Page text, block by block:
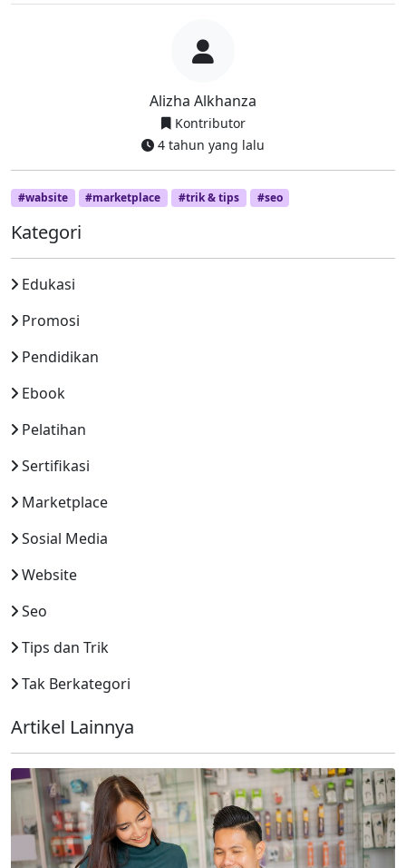
Alizha Alkhanza
Kontributor
4 tahun yang lalu
#wabsite #marketplace #trik & tips #seo
Kategori
Edukasi
Promosi
Pendidikan
Ebook
Pelatihan
Sertifikasi
Marketplace
Sosial Media
Website
Seo
Tips dan Trik
Tak Berkategori
Artikel Lainnya